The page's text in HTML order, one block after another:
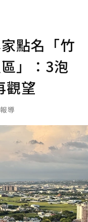
點名「竹
」：3泡
觀望
導